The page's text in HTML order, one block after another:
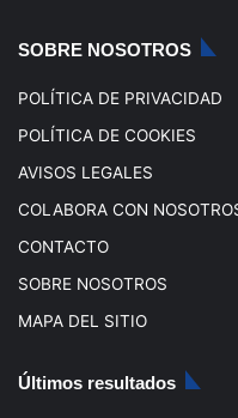
SOBRE NOSOTROS
POLÍTICA DE PRIVACIDAD
POLÍTICA DE COOKIES
AVISOS LEGALES
COLABORA CON
CONTACTO
SOBRE NOSOTROS
MAPA DEL SITIO
Últimos resultados